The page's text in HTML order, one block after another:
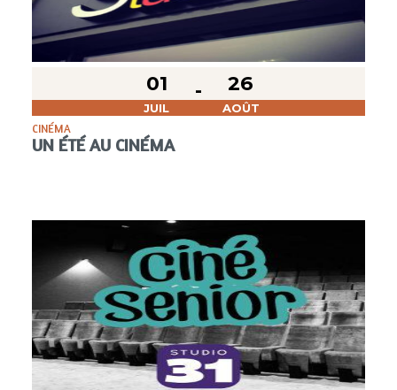
01
JUIL
26
AOÛT
CINÉMA
UN ÉTÉ AU CINÉMA